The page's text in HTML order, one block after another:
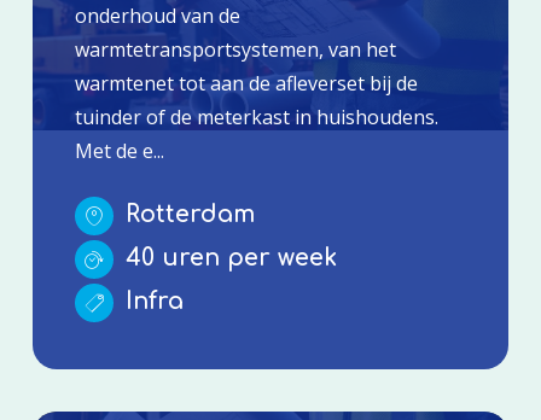
onderhoud van de
warmtetransportsystemen, van het
warmtenet tot aan de afleverset bij de
tuinder of de meterkast in huishoudens.
Met de e...
Rotterdam
40 uren per week
Infra